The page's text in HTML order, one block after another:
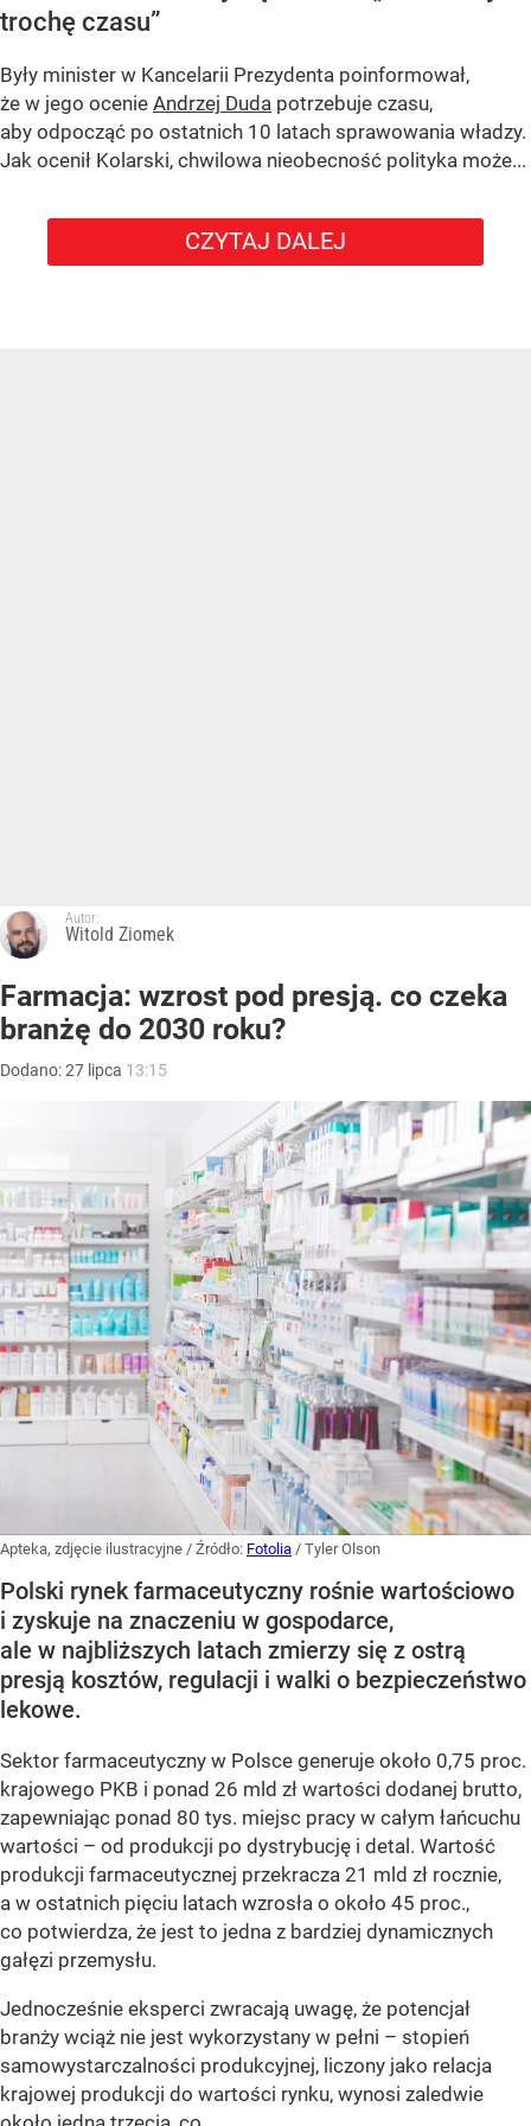
trochę czasu”
Były minister w Kancelarii Prezydenta poinformował,
że w jego ocenie Andrzej Duda potrzebuje czasu,
aby odpocząć po ostatnich 10 latach sprawowania władzy.
Jak ocenił Kolarski, chwilowa nieobecność polityka może...
CZYTAJ DALEJ
Autor:
Witold Ziomek
Farmacja: wzrost pod presją. co czeka
branżę do 2030 roku?
Dodano:27 lipca 13:15
Apteka, zdjęcie ilustracyjne / Źródło: Fotolia / Tyler Olson
Polski rynek farmaceutyczny rośnie wartościowo
i zyskuje na znaczeniu w gospodarce,
ale w najbliższych latach zmierzy się z ostrą
presją kosztów, regulacji i walki o bezpieczeństwo
lekowe.
Sektor farmaceutyczny w Polsce generuje około 0,75 proc.
krajowego PKB i ponad 26 mld zł wartości dodanej brutto,
zapewniając ponad 80 tys. miejsc pracy w całym łańcuchu
wartości – od produkcji po dystrybucję i detal. Wartość
produkcji farmaceutycznej przekracza 21 mld zł rocznie,
a w ostatnich pięciu latach wzrosła o około 45 proc.,
co potwierdza, że jest to jedna z bardziej dynamicznych
gałęzi przemysłu.
Jednocześnie eksperci zwracają uwagę, że potencjał
branży wciąż nie jest wykorzystany w pełni – stopień
samowystarczalności produkcyjnej, liczony jako relacja
krajowej produkcji do wartości rynku, wynosi zaledwie